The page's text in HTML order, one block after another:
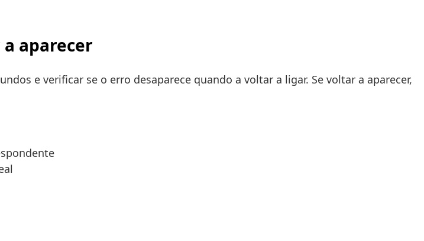
a aparecer
e verificar se o erro desaparece quando a voltar a ligar. Se voltar a aparecer,